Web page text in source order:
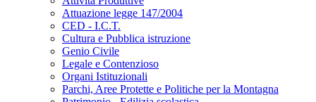
Attuazione legge 147/2004
CED - I.C.T.
Cultura e Pubblica istruzione
Genio Civile
Legale e Contenzioso
Organi Istituzionali
Parchi, Aree Protette e Politiche per la Montagna